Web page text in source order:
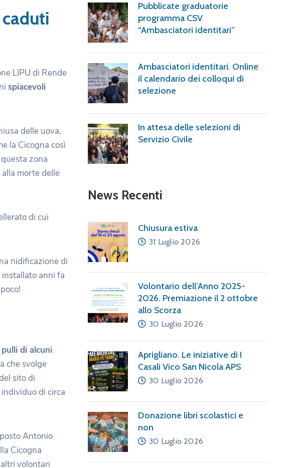
LIPU di Rende
spiacevoli
delle uova,
la Cicogna così
zona
morte delle
di cui
nidificazione di
anni fa
di alcuni
che svolge
sito di
di circa
Antonio
Cicogna
volontari
Pubblicate graduatorie
programma CSV
“Ambasciatori identitari”
Ambasciatori identitari. Online
il calendario dei colloqui di
selezione
In attesa delle selezioni di
Servizio Civile
News Recenti
Chiusura estiva
31 Luglio 2026
Volontario dell’Anno 2025-
2026. Premiazione il 2 ottobre
allo Scorza
30 Luglio 2026
Aprigliano. Le iniziative di I
Casali Vico San Nicola APS
30 Luglio 2026
Donazione libri scolastici e
non
30 Luglio 2026